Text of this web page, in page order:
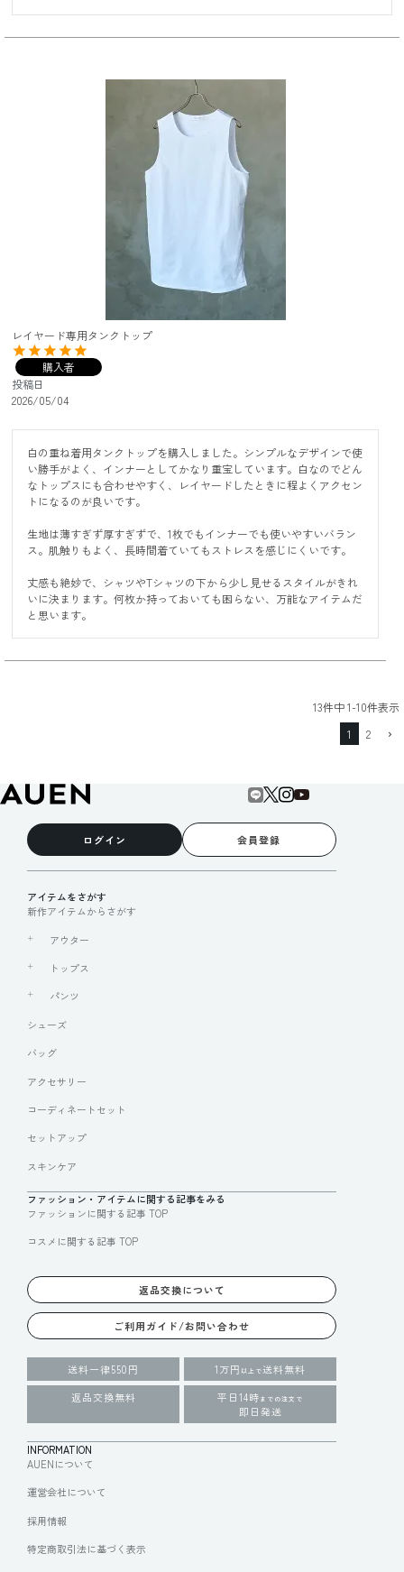
レイヤード専用タンクトップ
購入者
投稿日
2026/05/04
白の重ね着用タンクトップを購入しました。シンプルなデザインで使
い勝手がよく、インナーとしてかなり重宝しています。白なのでどん
なトップスにも合わせやすく、レイヤードしたときに程よくアクセン
トになるのが良いです。
生地は薄すぎず厚すぎずで、1枚でもインナーでも使いやすいバラン
ス。肌触りもよく、長時間着ていてもストレスを感じにくいです。
丈感も絶妙で、シャツやTシャツの下から少し見せるスタイルがきれ
いに決まります。何枚か持っておいても困らない、万能なアイテムだ
と思います。
13件中1-10件表示
1
2
ログイン 会員登録
アイテムをさがす
新作アイテムからさがす
アウター
トップス
パンツ
シューズ
バッグ
アクセサリー
コーディネートセット
セットアップ
スキンケア
ファッション・アイテムに関する記事をみる
ファッションに関する記事 TOP
コスメに関する記事 TOP
返品交換について
ご利用ガイド/お問い合わせ
送料一律550円 1万円 以上で送料無料
返品交換無料
平日14時 までの注文で
即日発送
INFORMATION
AUENについて
運営会社について
採用情報
特定商取引法に基づく表示